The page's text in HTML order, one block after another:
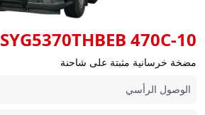
SYG5370THBEB 470C-10
مضخة خرسانية مثبتة على شاحنة
الوصول الرأسي